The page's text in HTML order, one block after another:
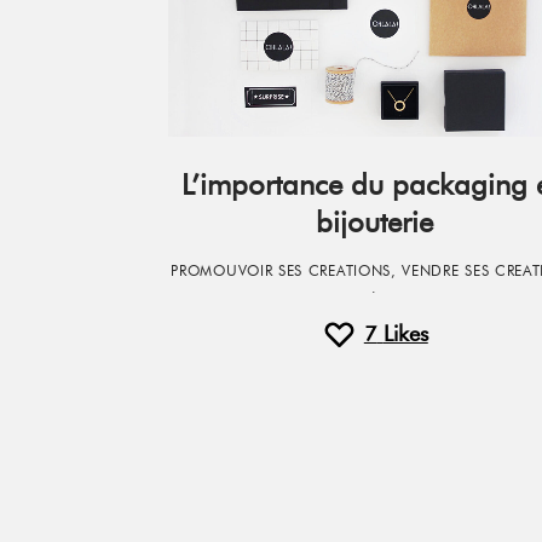
L’importance du packaging
bijouterie
PROMOUVOIR SES CREATIONS,VENDRE SES
·
7 Likes